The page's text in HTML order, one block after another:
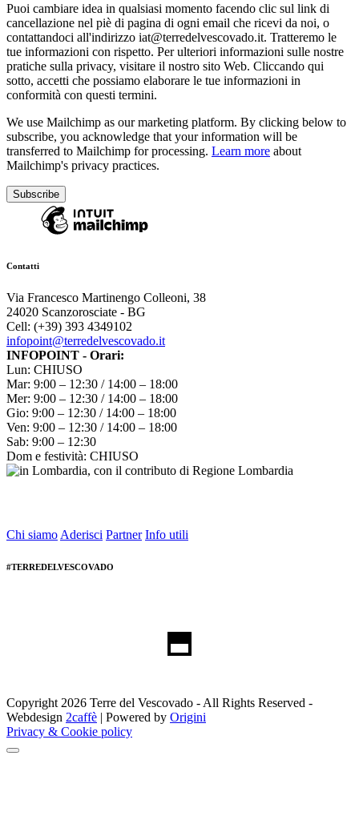
Puoi cambiare idea in qualsiasi momento facendo clic sul link di
cancellazione nel piè di pagina di ogni email che ricevi da noi, o
contattandoci all'indirizzo iat@terredelvescovado.it. Tratteremo le
tue informazioni con rispetto. Per ulteriori informazioni sulle nostre
pratiche sulla privacy, visitare il nostro sito Web. Cliccando qui
sotto, accetti che possiamo elaborare le tue informazioni in
conformità con questi termini.
We use Mailchimp as our marketing platform. By clicking below to
subscribe, you acknowledge that your information will be
transferred to Mailchimp for processing. Learn more about
Mailchimp's privacy practices.
Contatti
Via Francesco Martinengo Colleoni, 38
24020 Scanzorosciate - BG
Cell: (+39) 393 4349102
infopoint@terredelvescovado.it
INFOPOINT - Orari:
Lun: CHIUSO
Mar: 9:00 – 12:30 / 14:00 – 18:00
Mer: 9:00 – 12:30 / 14:00 – 18:00
Gio: 9:00 – 12:30 / 14:00 – 18:00
Ven: 9:00 – 12:30 / 14:00 – 18:00
Sab: 9:00 – 12:30
Dom e festività: CHIUSO
Chi siamo Aderisci Partner Info utili
#TERREDELVESCOVADO
Copyright 2026 Terre del Vescovado - All Rights Reserved -
Webdesign 2caffè | Powered by Origini
Privacy & Cookie policy